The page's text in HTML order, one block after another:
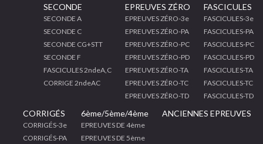
SECONDE
SECONDE A
SECONDE C
SECONDE CG+STT
SECONDE F
FASCICULES 2ndeA,C
CORRIGE 2ndeAC
EPREUVES ZÉRO
EPREUVES ZÉRO-3e
EPREUVES ZÉRO-PA
EPREUVES ZÉRO-PC
EPREUVES ZÉRO-PD
EPREUVES ZÉRO-TA
EPREUVES ZÉRO-TC
EPREUVES ZÉRO-TD
FASCICULES
FASCICULES-3e
FASCICULES-PA
FASCICULES-PC
FASCICULES-PD
FASCICULES-TA
FASCICULES-TC
FASCICULES-TD
CORRIGÉS
CORRIGÉS-3e
CORRIGÉS-PA
6ème/5ème/4ème
EPREUVES DE 4ème
EPREUVES DE 5ème
ANCIENNES EPREUVES